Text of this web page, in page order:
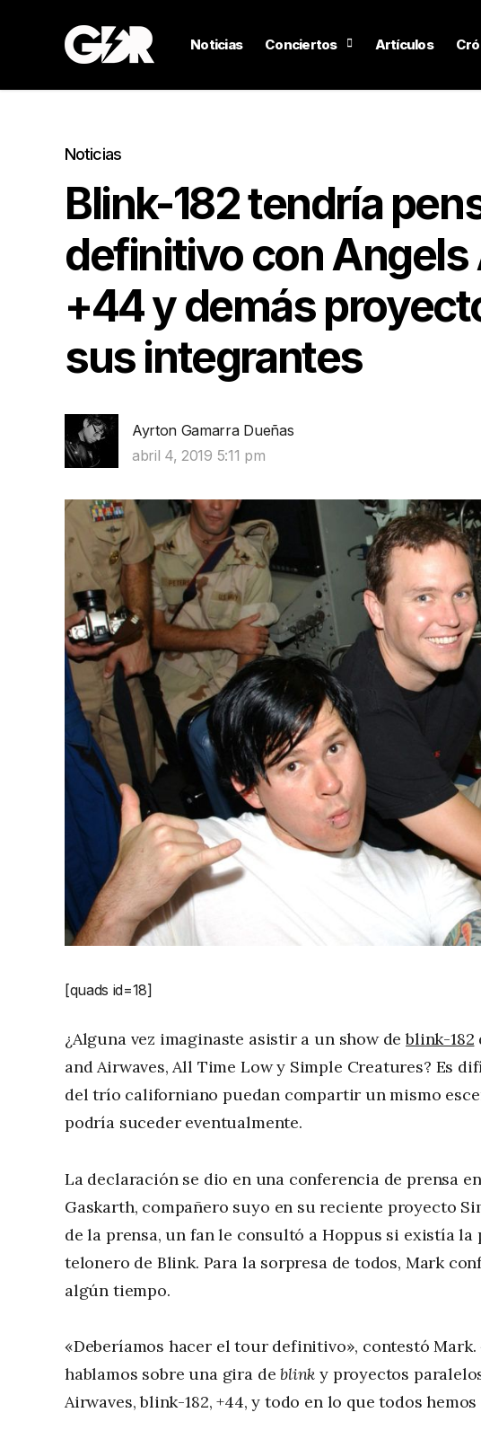
Noticias Conciertos Artículos
Noticias
Blink-182 tendría
definitivo con
+44 y demás
sus integrantes
Ayrton Gamarra Dueñas
abril 4, 2019 5:11 pm
[quads id=18]
¿Alguna vez imaginaste asistir a un show deblink-182
and Airwaves, All Time Low y Simple Creatures? Es
del trío californiano puedan compartir un mismo
podría suceder eventualmente.
La declaración se dio en una conferencia de prensa
Gaskarth, compañero suyo en su reciente proyecto
de la prensa, un fan le consultó a Hoppus si existía
telonero de Blink. Para la sorpresa de todos, Mark
algún tiempo.
«Deberíamos hacer el tour definitivo», contestó
hablamos sobre una gira deblinky proyectos
Airwaves, blink-182, +44, y todo en lo que todos